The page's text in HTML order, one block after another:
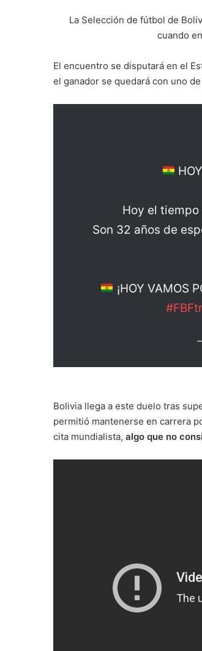
La Selección de fútbol de
cuando
El encuentro se disputará en el
el ganador se quedará con uno
Hoy el
Son 32 años de
¡HOY VAMOS
Bolivia llega a este duelo tras
permitió mantenerse en carrera
cita mundialista, algo que no